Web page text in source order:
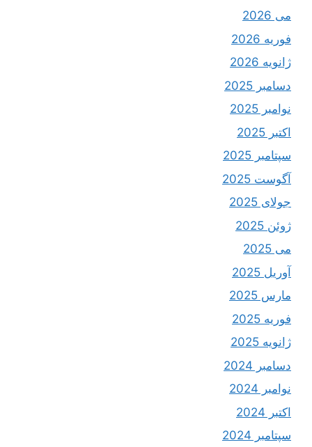
می 2026
فوریه 2026
ژانویه 2026
دسامبر 2025
نوامبر 2025
اکتبر 2025
سپتامبر 2025
آگوست 2025
جولای 2025
ژوئن 2025
می 2025
آوریل 2025
مارس 2025
فوریه 2025
ژانویه 2025
دسامبر 2024
نوامبر 2024
اکتبر 2024
سپتامبر 2024